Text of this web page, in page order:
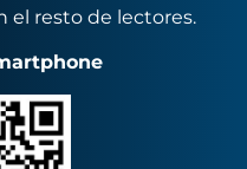
el resto de lectores.